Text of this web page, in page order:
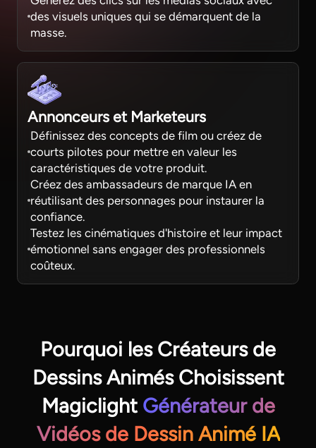
des visuels uniques qui se démarquent de la
masse.
Annonceurs et Marketeurs
Définissez des concepts de film ou créez de
courts pilotes pour mettre en valeur les
caractéristiques de votre produit.
Créez des ambassadeurs de marque IA en
réutilisant des personnages pour instaurer la
confiance.
Testez les cinématiques d'histoire et leur impact
émotionnel sans engager des professionnels
coûteux.
Pourquoi les Créateurs de
Dessins Animés Choisissent
Magiclight Générateur de
Vidéos de Dessin Animé IA